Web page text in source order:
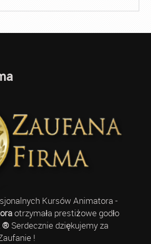
Kursów Animatora -
otrzymała prestiżowe godło
®Serdecznie dziękujemy za
!